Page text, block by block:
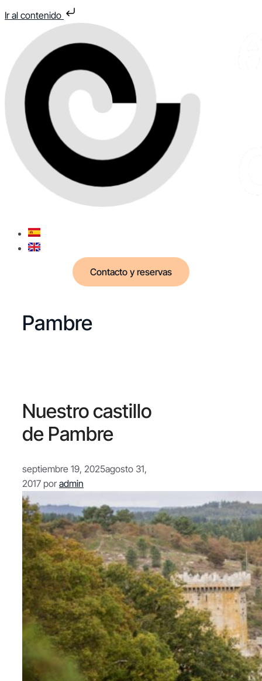
Ir al contenido
Contacto y reservas
Pambre
Nuestro castillo
de Pambre
septiembre 19, 2025agosto 31,
2017 poradmin